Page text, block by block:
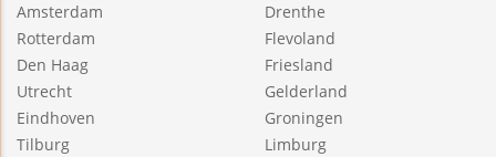
Amsterdam
Rotterdam
Den Haag
Utrecht
Eindhoven
Tilburg
Drenthe
Flevoland
Friesland
Gelderland
Groningen
Limburg